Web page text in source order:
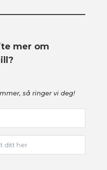
mer om
så ringer vi deg!